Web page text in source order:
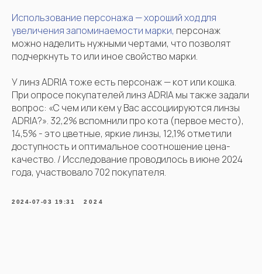
Использование персонажа — хороший ход для
увеличения запоминаемости марки, персонаж
можно наделить нужными чертами, что позволят
подчеркнуть то или иное свойство марки.
У линз ADRIA тоже есть персонаж — кот или кошка.
При опросе покупателей линз ADRIA мы также задали
вопрос: «С чем или кем у Вас ассоциируются линзы
ADRIA?». 32,2% вспомнили про кота (первое место),
14,5% - это цветные, яркие линзы, 12,1% отметили
доступность и оптимальное соотношение цена-
качество. / Исследование проводилось в июне 2024
года, участвовало 702 покупателя.
2024-07-03 19:31 2024